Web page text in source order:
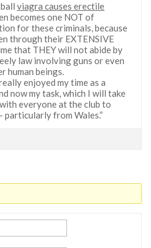
viagra causes erectile
becomes one NOT of
for these criminals, because
through their EXTENSIVE
that THEY will not abide by
law involving guns or even
human beings.
enjoyed my time as a
now my task, which I will take
everyone at the club to
particularly from Wales.”